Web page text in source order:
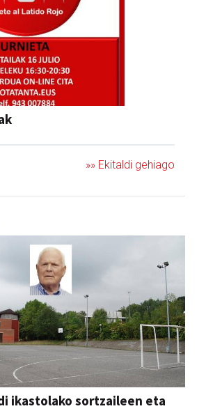
»» Ekitaldi gehiago
ikastolako sortzaileen eta